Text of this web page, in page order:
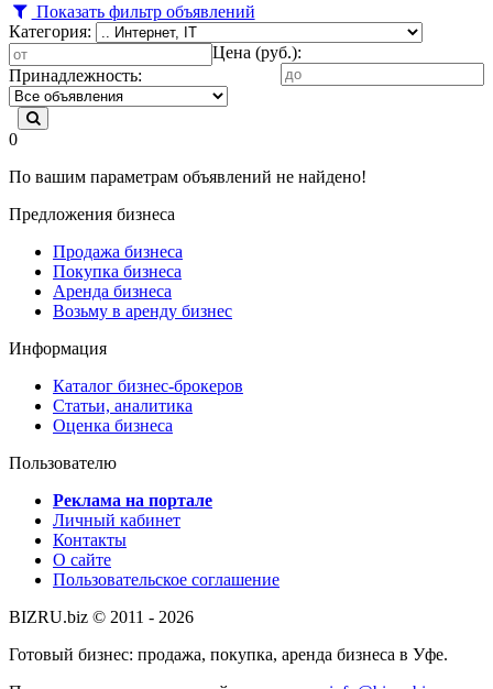
Показать фильтр объявлений
Категория:
Цена (руб.):
Принадлежность:
0
По вашим параметрам объявлений не найдено!
Предложения бизнеса
Продажа бизнеса
Покупка бизнеса
Аренда бизнеса
Возьму в аренду бизнес
Информация
Каталог бизнес-брокеров
Статьи, аналитика
Оценка бизнеса
Пользователю
Реклама на портале
Личный кабинет
Контакты
О сайте
Пользовательское соглашение
BIZRU.biz © 2011 - 2026
Готовый бизнес: продажа, покупка, аренда бизнеса в Уфе.